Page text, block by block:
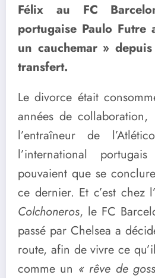
Félix au FC
portugaise Paulo Futre
un cauchemar »
transfert.
Le divorce était
années de collaboration,
l’entraîneur de
l’international portugais
pouvaient que se
ce dernier. Et c’est chez
Colchoneros, le FC
passé par Chelsea a
route, afin de vivre ce
comme un « rêve de